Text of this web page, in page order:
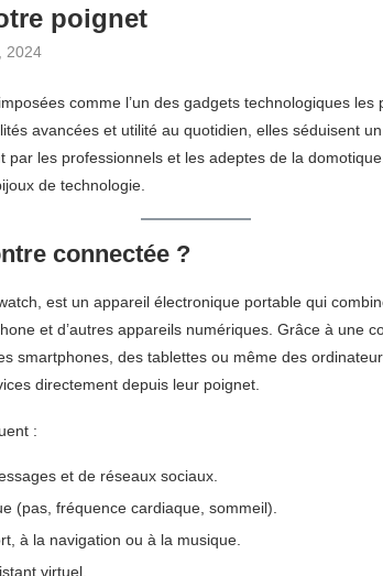
poignet
2024
comme l’un des gadgets technologiques
avancées et utilité au quotidien, elles séduisent
par les professionnels et les adeptes de la
de technologie.
connectée ?
est un appareil électronique portable qui
et d’autres appareils numériques. Grâce à une
smartphones, des tablettes ou même des
directement depuis leur poignet.
:
et de réseaux sociaux.
(pas, fréquence cardiaque, sommeil).
à la navigation ou à la musique.
virtuel.